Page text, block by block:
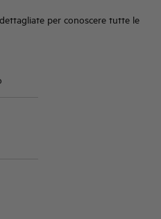
per conoscere tutte le